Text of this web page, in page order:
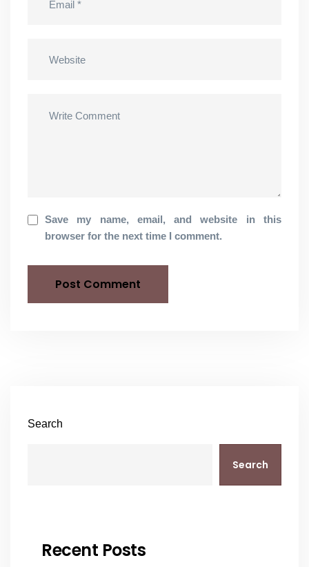
Save my name, email, and website in this
browser for the next time I comment.
Search
Search
Recent Posts